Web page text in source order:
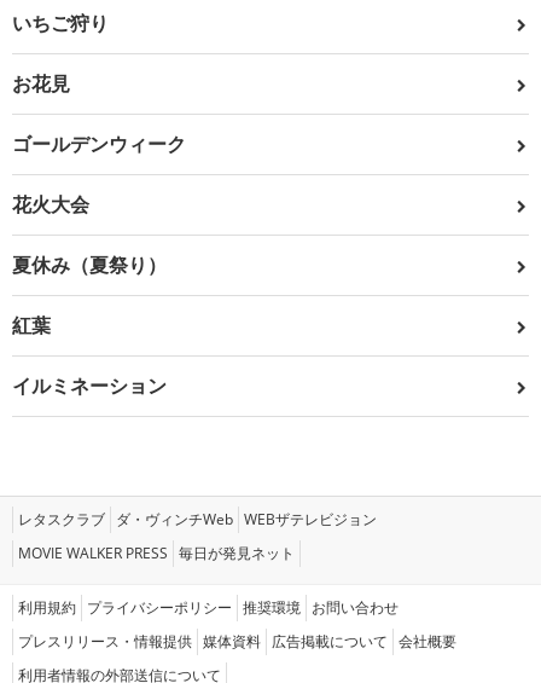
いちご狩り
お花見
ゴールデンウィーク
花火大会
夏休み（夏祭り）
紅葉
イルミネーション
レタスクラブ ダ・ヴィンチWeb WEBザテレビジョン
MOVIE WALKER PRESS 毎日が発見ネット
利用規約 プライバシーポリシー 推奨環境 お問い合わせ
プレスリリース・情報提供 媒体資料 広告掲載について 会社概要
利用者情報の外部送信について